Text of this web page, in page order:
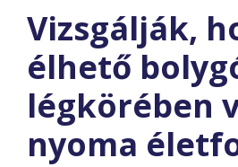
Vizsgálják,
élhető
légkörében
nyoma